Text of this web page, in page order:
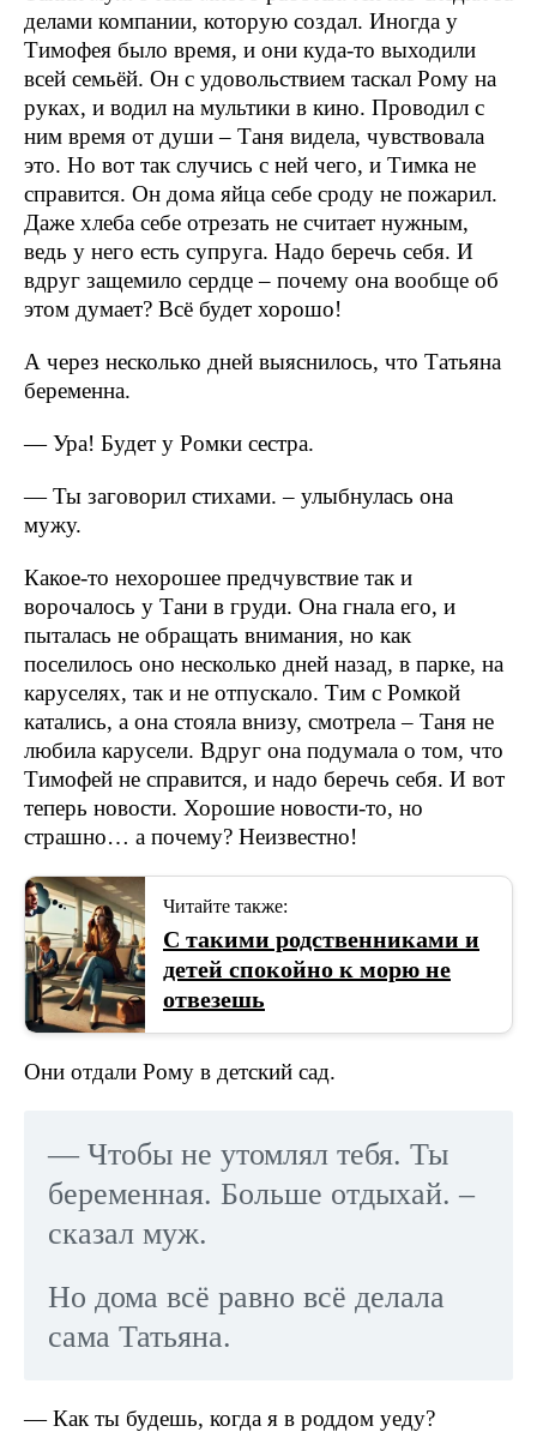
делами компании, которую создал. Иногда у
Тимофея было время, и они куда-то выходили
всей семьёй. Он с удовольствием таскал Рому на
руках, и водил на мультики в кино. Проводил с
ним время от души – Таня видела, чувствовала
это. Но вот так случись с ней чего, и Тимка не
справится. Он дома яйца себе сроду не пожарил.
Даже хлеба себе отрезать не считает нужным,
ведь у него есть супруга. Надо беречь себя. И
вдруг защемило сердце – почему она вообще об
этом думает? Всё будет хорошо!
А через несколько дней выяснилось, что Татьяна
беременна.
— Ура! Будет у Ромки сестра.
— Ты заговорил стихами. – улыбнулась она
мужу.
Какое-то нехорошее предчувствие так и
ворочалось у Тани в груди. Она гнала его, и
пыталась не обращать внимания, но как
поселилось оно несколько дней назад, в парке, на
каруселях, так и не отпускало. Тим с Ромкой
катались, а она стояла внизу, смотрела – Таня не
любила карусели. Вдруг она подумала о том, что
Тимофей не справится, и надо беречь себя. И вот
теперь новости. Хорошие новости-то, но
страшно… а почему? Неизвестно!
Читайте также:
С такими родственниками и
детей спокойно к морю не
отвезешь
Они отдали Рому в детский сад.
— Чтобы не утомлял тебя. Ты
беременная. Больше отдыхай. –
сказал муж.
Но дома всё равно всё делала
сама Татьяна.
— Как ты будешь, когда я в роддом уеду?